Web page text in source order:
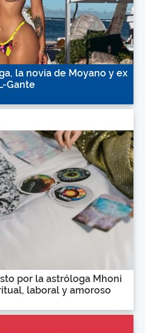
la novia de Moyano y ex
Gante
por la astróloga Mhoni
laboral y amoroso